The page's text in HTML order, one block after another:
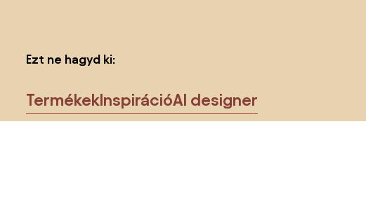
Ezt ne hagyd ki:
TermékekInspirációAI designer